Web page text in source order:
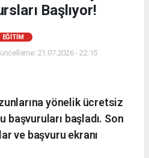
Başlıyor!
EĞITIM
21.07.2026 - 22:15
yönelik ücretsiz
başvuruları başladı. Son
ve başvuru ekranı